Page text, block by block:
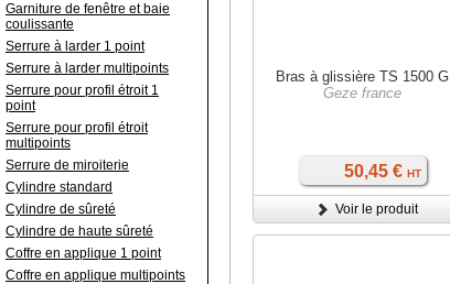
Garniture de fenêtre et baie
coulissante
Serrure à larder 1 point
Serrure à larder multipoints
Serrure pour profil étroit 1
point
Serrure pour profil étroit
multipoints
Serrure de miroiterie
Cylindre standard
Cylindre de sûreté
Cylindre de haute sûreté
Coffre en applique 1 point
Coffre en applique multipoints
Bras à glissière TS 1500 G
Geze france
50,45 € HT
Voir le produit